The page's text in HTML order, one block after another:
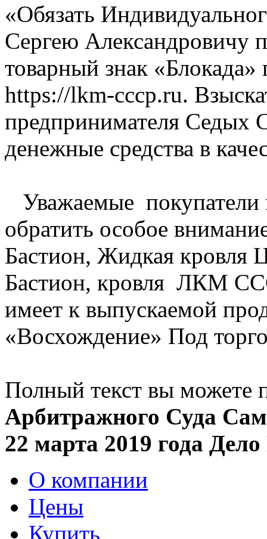
«Обязать
Сергею Александровичу
товарный знак
https://lkm-cccp.ru.
предпринимателя Седых
денежные средства в
Уважаемые покупатели
обратить особое
Бастион, Жидкая кровля
Бастион, кровля ЛКМ
имеет к выпускаемой
«Восхождение» Под
Полный текст вы можете
Арбитражного Суда
22 марта 2019 года
О компании
Цены
Купить